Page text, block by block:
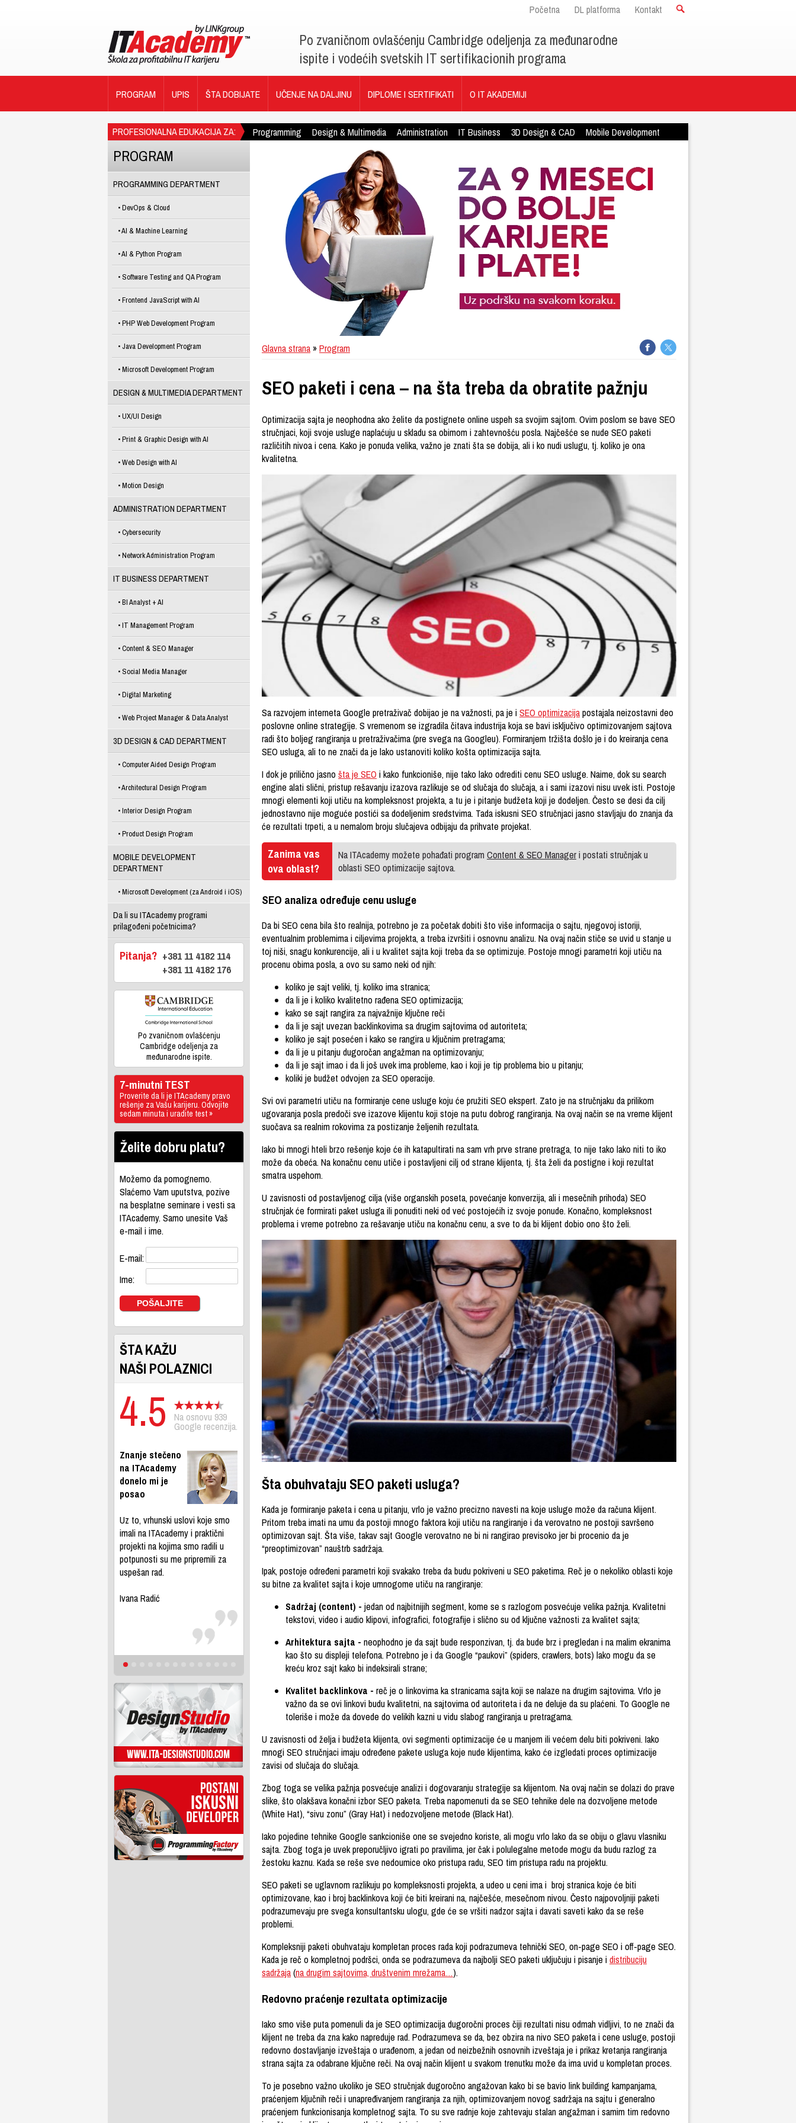
Početna DL platforma Kontakt
Po zvaničnom ovlašćenju Cambridge odeljenja za međunarodne
ispite i vodećih svetskih IT sertifikacionih programa
PROGRAM UPIS ŠTA DOBIJATE UČENJE NA DALJINU DIPLOME I SERTIFIKATI O IT AKADEMIJI
PROFESIONALNA EDUKACIJA ZA: Programming Design & Multimedia Administration IT Business 3D Design & CAD Mobile Development
Glavna strana»Program
SEO paketi i cena – na šta treba da obratite pažnju
Optimizacija sajta je neophodna ako želite da postignete online uspeh sa svojim sajtom. Ovim poslom se bave SEO
stručnjaci, koji svoje usluge naplaćuju u skladu sa obimom i zahtevnošću posla. Najčešće se nude SEO paketi
različitih nivoa i cena. Kako je ponuda velika, važno je znati šta se dobija, ali i ko nudi uslugu, tj. koliko je ona
kvalitetna.
Sa razvojem interneta Google pretraživač dobijao je na važnosti, pa je iSEO optimizacijapostajala neizostavni deo
poslovne online strategije. S vremenom se izgradila čitava industrija koja se bavi isključivo optimizovanjem sajtova
radi što boljeg rangiranja u pretraživačima (pre svega na Googleu). Formiranjem tržišta došlo je i do kreiranja cena
SEO usluga, ali to ne znači da je lako ustanoviti koliko košta optimizacija sajta.
I dok je prilično jasno šta je SEO i kako funkcioniše, nije tako lako odrediti cenu SEO usluge. Naime, dok su search
engine alati slični, pristup rešavanju izazova razlikuje se od slučaja do slučaja, a i sami izazovi nisu uvek isti. Postoje
mnogi elementi koji utiču na kompleksnost projekta, a tu je i pitanje budžeta koji je dodeljen. Često se desi da cilj
jednostavno nije moguće postići sa dodeljenim sredstvima. Tada iskusni SEO stručnjaci jasno stavljaju do znanja da
će rezultati trpeti, a u nemalom broju slučajeva odbijaju da prihvate projekat.
Zanima vas
ova oblast?
Na ITAcademy možete pohađati program Content & SEO Manageri postati stručnjak u
oblasti SEO optimizacije sajtova.
SEO analiza određuje cenu usluge
Da bi SEO cena bila što realnija, potrebno je za početak dobiti što više informacija o sajtu, njegovoj istoriji,
eventualnim problemima i ciljevima projekta, a treba izvršiti i osnovnu analizu. Na ovaj način stiče se uvid u stanje u
toj niši, snagu konkurencije, ali i u kvalitet sajta koji treba da se optimizuje. Postoje mnogi parametri koji utiču na
procenu obima posla, a ovo su samo neki od njih:
koliko je sajt veliki, tj. koliko ima stranica;
da li je i koliko kvalitetno rađena SEO optimizacija;
kako se sajt rangira za najvažnije ključne reči
da li je sajt uvezan backlinkovima sa drugim sajtovima od autoriteta;
koliko je sajt posećen i kako se rangira u ključnim pretragama;
da li je u pitanju dugoročan angažman na optimizovanju;
da li je sajt imao i da li još uvek ima probleme, kao i koji je tip problema bio u pitanju;
koliki je budžet odvojen za SEO operacije.
Svi ovi parametri utiču na formiranje cene usluge koju će pružiti SEO ekspert. Zato je na stručnjaku da prilikom
ugovaranja posla predoči sve izazove klijentu koji stoje na putu dobrog rangiranja. Na ovaj način se na vreme klijent
suočava sa realnim rokovima za postizanje željenih rezultata.
Iako bi mnogi hteli brzo rešenje koje će ih katapultirati na sam vrh prve strane pretraga, to nije tako lako niti to iko
može da obeća. Na konačnu cenu utiče i postavljeni cilj od strane klijenta, tj. šta želi da postigne i koji rezultat
smatra uspehom.
U zavisnosti od postavljenog cilja (više organskih poseta, povećanje konverzija, ali i mesečnih prihoda) SEO
stručnjak će formirati paket usluga ili ponuditi neki od već postojećih iz svoje ponude. Konačno, kompleksnost
problema i vreme potrebno za rešavanje utiču na konačnu cenu, a sve to da bi klijent dobio ono što želi.
Šta obuhvataju SEO paketi usluga?
Kada je formiranje paketa i cena u pitanju, vrlo je važno precizno navesti na koje usluge može da računa klijent.
Pritom treba imati na umu da postoji mnogo faktora koji utiču na rangiranje i da verovatno ne postoji savršeno
optimizovan sajt. Šta više, takav sajt Google verovatno ne bi ni rangirao previsoko jer bi procenio da je
“preoptimizovan” nauštrb sadržaja.
Ipak, postoje određeni parametri koji svakako treba da budu pokriveni u SEO paketima. Reč je o nekoliko oblasti koje
su bitne za kvalitet sajta i koje umnogome utiču na rangiranje:
Sadržaj (content) - jedan od najbitnijih segment, kome se s razlogom posvećuje velika pažnja. Kvalitetni
tekstovi, video i audio klipovi, infografici, fotografije i slično su od ključne važnosti za kvalitet sajta;
Arhitektura sajta - neophodno je da sajt bude responzivan, tj. da bude brz i pregledan i na malim ekranima
kao što su displeji telefona. Potrebno je i da Google “paukovi” (spiders, crawlers, bots) lako mogu da se
kreću kroz sajt kako bi indeksirali strane;
Kvalitet backlinkova - reč je o linkovima ka stranicama sajta koji se nalaze na drugim sajtovima. Vrlo je
važno da se ovi linkovi budu kvalitetni, na sajtovima od autoriteta i da ne deluje da su plaćeni. To Google ne
toleriše i može da dovede do velikih kazni u vidu slabog rangiranja u pretragama.
U zavisnosti od želja i budžeta klijenta, ovi segmenti optimizacije će u manjem ili većem delu biti pokriveni. Iako
mnogi SEO stručnjaci imaju određene pakete usluga koje nude klijentima, kako će izgledati proces optimizacije
zavisi od slučaja do slučaja.
Zbog toga se velika pažnja posvećuje analizi i dogovaranju strategije sa klijentom. Na ovaj način se dolazi do prave
slike, što olakšava konačni izbor SEO paketa. Treba napomenuti da se SEO tehnike dele na dozvoljene metode
(White Hat), “sivu zonu” (Gray Hat) i nedozvoljene metode (Black Hat).
Iako pojedine tehnike Google sankcioniše one se svejedno koriste, ali mogu vrlo lako da se obiju o glavu vlasniku
sajta. Zbog toga je uvek preporučljivo igrati po pravilima, jer čak i polulegalne metode mogu da budu razlog za
žestoku kaznu. Kada se reše sve nedoumice oko pristupa radu, SEO tim pristupa radu na projektu.
SEO paketi se uglavnom razlikuju po kompleksnosti projekta, a udeo u ceni ima i broj stranica koje će biti
optimizovane, kao i broj backlinkova koji će biti kreirani na, najčešće, mesečnom nivou. Često najpovoljniji paketi
podrazumevaju pre svega konsultantsku ulogu, gde će se vršiti nadzor sajta i davati saveti kako da se reše
problemi.
Kompleksniji paketi obuhvataju kompletan proces rada koji podrazumeva tehnički SEO, on-page SEO i off-page SEO.
Kada je reč o kompletnoj podršci, onda se podrazumeva da najbolji SEO paketi uključuju i pisanje idistribuciju
sadržaja(na drugim sajtovima, društvenim mrežama…).
Redovno praćenje rezultata optimizacije
Iako smo više puta pomenuli da je SEO optimizacija dugoročni proces čiji rezultati nisu odmah vidljivi, to ne znači da
klijent ne treba da zna kako napreduje rad. Podrazumeva se da, bez obzira na nivo SEO paketa i cene usluge, postoji
redovno dostavljanje izveštaja o urađenom, a jedan od neizbežnih osnovnih izveštaja je i prikaz kretanja rangiranja
strana sajta za odabrane ključne reči. Na ovaj način klijent u svakom trenutku može da ima uvid u kompletan proces.
To je posebno važno ukoliko je SEO stručnjak dugoročno angažovan kako bi se bavio link building kampanjama,
praćenjem ključnih reči i unapređivanjem rangiranja za njih, optimizovanjem novog sadržaja na sajtu i generalno
praćenjem funkcionisanja kompletnog sajta. To su sve radnje koje zahtevaju stalan angažman i samim tim redovno
PROGRAM
PROGRAMMING DEPARTMENT
DevOps & Cloud
AI & Machine Learning
AI & Python Program
Software Testing and QA Program
Frontend JavaScript with AI
PHP Web Development Program
Java Development Program
Microsoft Development Program
DESIGN & MULTIMEDIA DEPARTMENT
UX/UI Design
Print & Graphic Design with AI
Web Design with AI
Motion Design
ADMINISTRATION DEPARTMENT
Cybersecurity
Network Administration Program
IT BUSINESS DEPARTMENT
BI Analyst + AI
IT Management Program
Content & SEO Manager
Social Media Manager
Digital Marketing
Web Project Manager & Data Analyst
3D DESIGN & CAD DEPARTMENT
Computer Aided Design Program
Architectural Design Program
Interior Design Program
Product Design Program
MOBILE DEVELOPMENT
DEPARTMENT
Microsoft Development (za Android i iOS)
Da li su ITAcademy programi
prilagođeni početnicima?
Pitanja? +381 11 4182 114
+381 11 4182 176
Po zvaničnom ovlašćenju
Cambridge odeljenja za
međunarodne ispite.
7-minutni TEST
Proverite da li je ITAcademy pravo
rešenje za Vašu karijeru. Odvojite
sedam minuta i uradite test »
Želite dobru platu?
Možemo da pomognemo.
Slaćemo Vam uputstva, pozive
na besplatne seminare i vesti sa
ITAcademy. Samo unesite Vaš
e-mail i ime.
E-mail:
Ime:
ŠTA KAŽU
NAŠI POLAZNICI
4.5 Na osnovu 939
Google recenzija.
Znanje stečeno
na ITAcademy
donelo mi je
posao
Uz to, vrhunski uslovi koje smo
imali na ITAcademy i praktični
projekti na kojima smo radili u
potpunosti su me pripremili za
uspešan rad.
Ivana Radić